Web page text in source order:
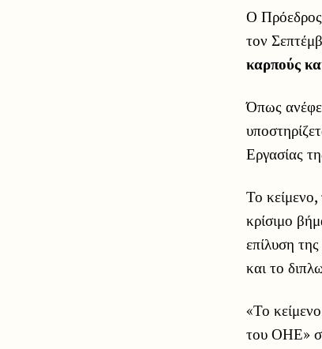
Ο Πρόεδρος
τον
καρπούς
Όπως
Εργασίας
Το
κρίσιμο
επίλυση
και το
«Το
του ΟΗΕ»